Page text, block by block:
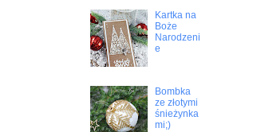
Kartka na
Boże
Narodzeni
e
Bombka
ze złotymi
śnieżynka
mi;)